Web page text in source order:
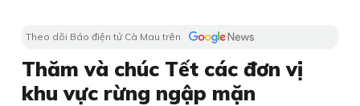
Theo dõi Báo điện tử Cà Mau trên
Thăm và chúc Tết các đơn vị
khu vực rừng ngập mặn